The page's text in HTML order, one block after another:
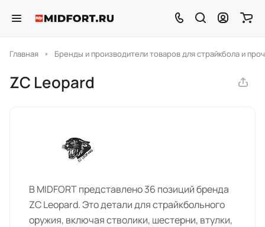
Главная Бренды и производители товаров для страйкбола и
ZC Leopard
В MIDFORT представлено 36 позиций бренда
ZC Leopard. Это детали для страйкбольного
оружия, включая стволики, шестерни, втулки,